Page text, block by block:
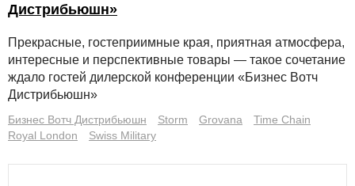
Дистрибьюшн»
Прекрасные, гостеприимные края, приятная атмосфера,
интересные и перспективные товары — такое сочетание
ждало гостей дилерской конференции «Бизнес Вотч
Дистрибьюшн»
Бизнес Вотч Дистрибьюшн Storm Grovana
Time Chain
Royal London
Swiss Military